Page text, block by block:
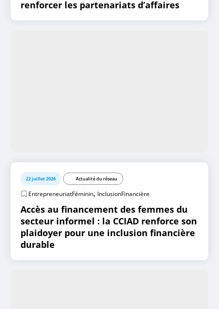
renforcer les partenariats d’affaires
22 juillet 2026 Actualité du réseau
EntrepreneuriatFéminin, InclusionFinancière
Accès au financement des femmes du
secteur informel : la CCIAD renforce son
plaidoyer pour une inclusion financière
durable